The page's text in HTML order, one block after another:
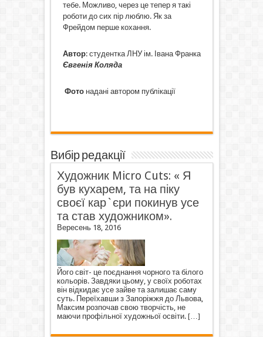
тебе. Можливо, через це тепер я такі
роботи до сих пір люблю. Як за
Фрейдом перше кохання.
Автор: студентка ЛНУ ім. Івана Франка
Євгенія Коляда
Фотонадані автором публікації
Вибір редакції
Художник Micro Cuts: « Я
був кухарем, та на піку
своєї кар`єри покинув усе
та став художником».
Вересень 18, 2016
Його світ- це поєднання чорного та білого
кольорів. Завдяки цьому, у своїх роботах
він відкидає усе зайве та залишає саму
суть. Переїхавши з Запоріжжя до Львова,
Максим розпочав свою творчість, не
маючи профільної художньої освіти. […]